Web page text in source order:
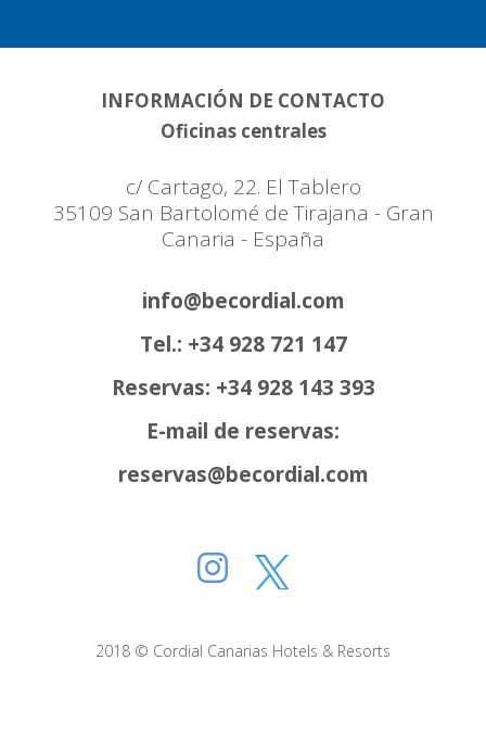
INFORMACIÓN DE CONTACTO
Oficinas centrales
c/ Cartago, 22. El Tablero
35109 San Bartolomé de Tirajana - Gran
Canaria - España
info@becordial.com
Tel.: +34 928 721 147
Reservas: +34 928 143 393
E-mail de reservas:
reservas@becordial.com
2018 © Cordial Canarias Hotels & Resorts